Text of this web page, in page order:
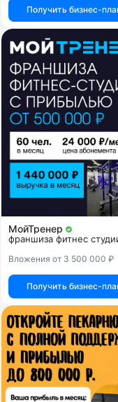
Получить бизнес-
МойТренер
франшиза фитнес
Вложения от 3 500 000 ₽
Получить бизнес-